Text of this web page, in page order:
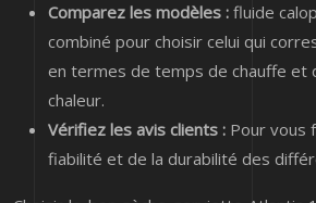
Comparez les modèles : fluide
combiné pour choisir celui qui
en termes de temps de chauffe et
chaleur.
Vérifiez les avis clients : Pour vous
fiabilité et de la durabilité des